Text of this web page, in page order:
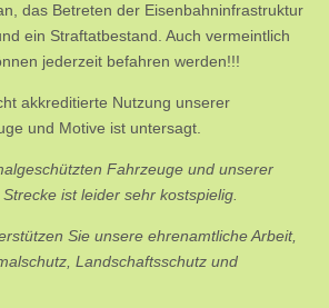
das Betreten der Eisenbahninfrastruktur
ein Straftatbestand. Auch vermeintlich
jederzeit befahren werden!!!
akkreditierte Nutzung unserer
und Motive ist untersagt.
Fahrzeuge und unserer
ist leider sehr kostspielig.
Sie unsere ehrenamtliche Arbeit,
Landschaftsschutz und